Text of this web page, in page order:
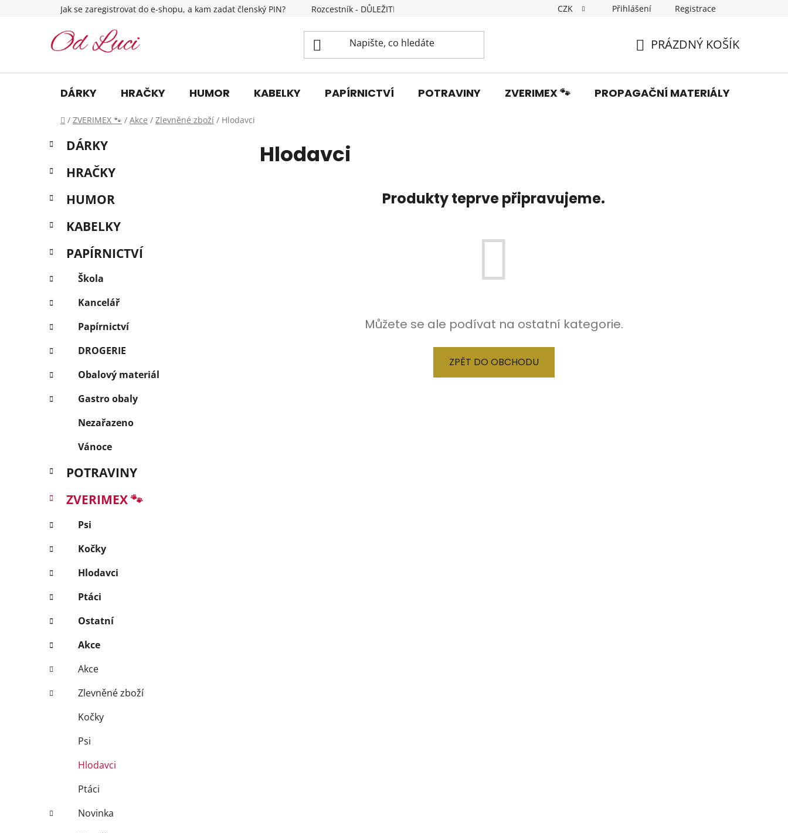
Jak se zaregistrovat do e-shopu, a kam zadat členský PIN? Rozcestník - DŮLEŽITÉ INFORMACE Dopravné Obchodní podmínky Podmínky ochrany
CZK Přihlášení Registrace
KOŠÍK
PRÁZDNÝ KOŠÍK
DÁRKY HRAČKY HUMOR KABELKY PAPÍRNICTVÍ POTRAVINY ZVERIMEX 🐾 PROPAGAČNÍ MATERIÁLY
Domů
/ ZVERIMEX 🐾 / Akce / Zlevněné zboží / Hlodavci
P
o
s
r
n
n
í
p
n
e
l
Přeskočit
kategorie
K
a
e
o
i
DÁRKY
HRAČKY
HUMOR
KABELKY
PAPÍRNICTVÍ
Škola
Kancelář
Papírnictví
DROGERIE
Obalový materiál
Gastro obaly
Nezařazeno
Vánoce
POTRAVINY
ZVERIMEX 🐾
Psi
Kočky
Hlodavci
Ptáci
Ostatní
Akce
Akce
Zlevněné zboží
Kočky
Psi
Hlodavci
Ptáci
Novinka
Hlodavci
Produkty teprve připravujeme.
Můžete se ale podívat na ostatní kategorie.
ZPĚT DO OBCHODU